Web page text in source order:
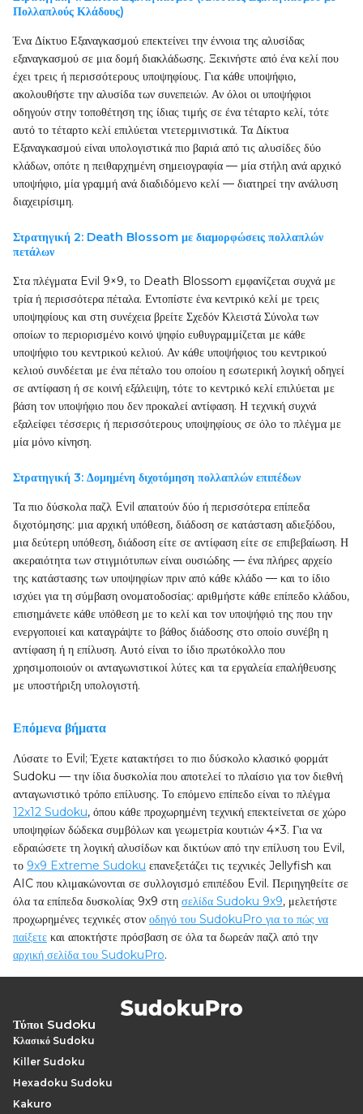
Πολλαπλούς Κλάδους)
Ένα Δίκτυο Εξαναγκασμού επεκτείνει την έννοια της αλυσίδας
εξαναγκασμού σε μια δομή διακλάδωσης. Ξεκινήστε από ένα κελί που
έχει τρεις ή περισσότερους υποψηφίους. Για κάθε υποψήφιο,
ακολουθήστε την αλυσίδα των συνεπειών. Αν όλοι οι υποψήφιοι
οδηγούν στην τοποθέτηση της ίδιας τιμής σε ένα τέταρτο κελί, τότε
αυτό το τέταρτο κελί επιλύεται ντετερμινιστικά. Τα Δίκτυα
Εξαναγκασμού είναι υπολογιστικά πιο βαριά από τις αλυσίδες δύο
κλάδων, οπότε η πειθαρχημένη σημειογραφία — μία στήλη ανά αρχικό
υποψήφιο, μία γραμμή ανά διαδιδόμενο κελί — διατηρεί την ανάλυση
διαχειρίσιμη.
Στρατηγική 2: Death Blossom με διαμορφώσεις πολλαπλών
πετάλων
Στα πλέγματα Evil 9×9, το Death Blossom εμφανίζεται συχνά με
τρία ή περισσότερα πέταλα. Εντοπίστε ένα κεντρικό κελί με τρεις
υποψηφίους και στη συνέχεια βρείτε Σχεδόν Κλειστά Σύνολα των
οποίων το περιορισμένο κοινό ψηφίο ευθυγραμμίζεται με κάθε
υποψήφιο του κεντρικού κελιού. Αν κάθε υποψήφιος του κεντρικού
κελιού συνδέεται με ένα πέταλο του οποίου η εσωτερική λογική οδηγεί
σε αντίφαση ή σε κοινή εξάλειψη, τότε το κεντρικό κελί επιλύεται με
βάση τον υποψήφιο που δεν προκαλεί αντίφαση. Η τεχνική συχνά
εξαλείφει τέσσερις ή περισσότερους υποψηφίους σε όλο το πλέγμα με
μία μόνο κίνηση.
Στρατηγική 3: Δομημένη διχοτόμηση πολλαπλών επιπέδων
Τα πιο δύσκολα παζλ Evil απαιτούν δύο ή περισσότερα επίπεδα
διχοτόμησης: μια αρχική υπόθεση, διάδοση σε κατάσταση αδιεξόδου,
μια δεύτερη υπόθεση, διάδοση είτε σε αντίφαση είτε σε επιβεβαίωση. Η
ακεραιότητα των στιγμιότυπων είναι ουσιώδης — ένα πλήρες αρχείο
της κατάστασης των υποψηφίων πριν από κάθε κλάδο — και το ίδιο
ισχύει για τη σύμβαση ονοματοδοσίας: αριθμήστε κάθε επίπεδο κλάδου,
επισημάνετε κάθε υπόθεση με το κελί και τον υποψήφιό της που την
ενεργοποιεί και καταγράψτε το βάθος διάδοσης στο οποίο συνέβη η
αντίφαση ή η επίλυση. Αυτό είναι το ίδιο πρωτόκολλο που
χρησιμοποιούν οι ανταγωνιστικοί λύτες και τα εργαλεία επαλήθευσης
με υποστήριξη υπολογιστή.
Επόμενα βήματα
Λύσατε το Evil; Έχετε κατακτήσει το πιο δύσκολο κλασικό φορμάτ
Sudoku — την ίδια δυσκολία που αποτελεί το πλαίσιο για τον διεθνή
ανταγωνιστικό τρόπο επίλυσης. Το επόμενο επίπεδο είναι το πλέγμα
12x12 Sudoku, όπου κάθε προχωρημένη τεχνική επεκτείνεται σε χώρο
υποψηφίων δώδεκα συμβόλων και γεωμετρία κουτιών 4×3. Για να
εδραιώσετε τη λογική αλυσίδων και δικτύων από την επίλυση του Evil,
το 9x9 Extreme Sudoku επανεξετάζει τις τεχνικές Jellyfish και
AIC που κλιμακώνονται σε συλλογισμό επιπέδου Evil. Περιηγηθείτε σε
όλα τα επίπεδα δυσκολίας 9x9 στη σελίδα Sudoku 9x9, μελετήστε
προχωρημένες τεχνικές στον οδηγό του SudokuPro για το πώς να
παίξετε και αποκτήστε πρόσβαση σε όλα τα δωρεάν παζλ από την
αρχική σελίδα του SudokuPro.
Τύποι Sudoku
Κλασικό Sudoku
Killer Sudoku
Hexadoku Sudoku
Kakuro